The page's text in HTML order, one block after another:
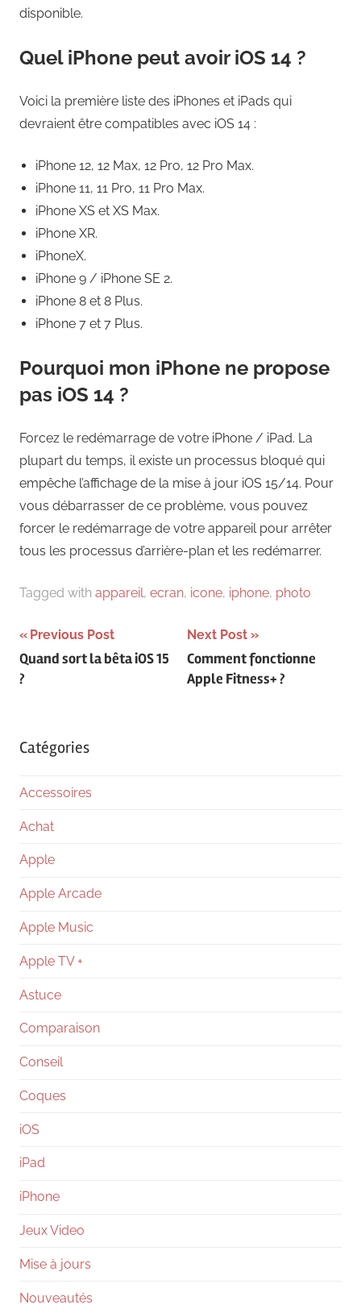
disponible.
Quel iPhone peut avoir iOS 14 ?
Voici la première liste des iPhones et iPads qui
devraient être compatibles avec iOS 14 :
iPhone 12, 12 Max, 12 Pro, 12 Pro Max.
iPhone 11, 11 Pro, 11 Pro Max.
iPhone XS et XS Max.
iPhone XR.
iPhoneX.
iPhone 9 / iPhone SE 2.
iPhone 8 et 8 Plus.
iPhone 7 et 7 Plus.
Pourquoi mon iPhone ne propose
pas iOS 14 ?
Forcez le redémarrage de votre iPhone / iPad. La
plupart du temps, il existe un processus bloqué qui
empêche l’affichage de la mise à jour iOS 15/14. Pour
vous débarrasser de ce problème, vous pouvez
forcer le redémarrage de votre appareil pour arrêter
tous les processus d’arrière-plan et les redémarrer.
Tagged with appareil, ecran, icone, iphone, photo
Navigation
de
Previous Post
Quand sort la bêta iOS 15
?
Next Post
Comment fonctionne
Apple Fitness+ ?
Catégories
Accessoires
Achat
Apple
Apple Arcade
Apple Music
Apple TV +
Astuce
Comparaison
Conseil
Coques
iOS
iPad
iPhone
Jeux Video
Mise à jours
Nouveautés